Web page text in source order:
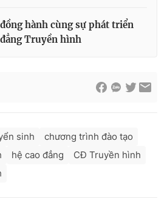
hành cùng sự phát triển
Truyền hình
sinh
chương trình đào tạo
hệ cao đẳng
CĐ Truyền hình